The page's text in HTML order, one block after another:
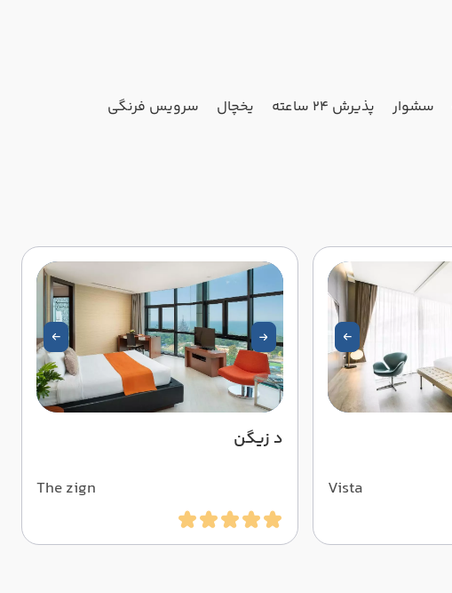
سشوار پذیرش 24 ساعته یخچال سرویس فرنگی
Vista
د زیگن
The zign